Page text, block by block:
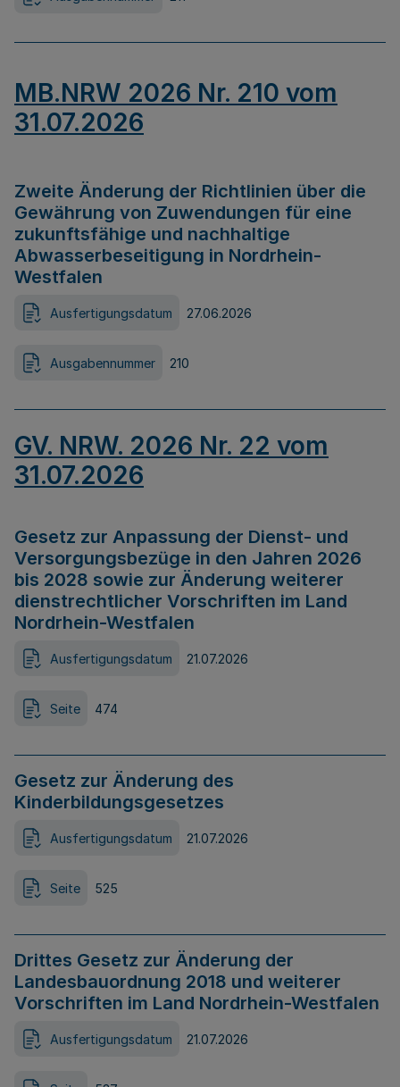
MB.NRW 2026 Nr. 210 vom
31.07.2026
Zweite Änderung der Richtlinien über die
Gewährung von Zuwendungen für eine
zukunftsfähige und nachhaltige
Abwasserbeseitigung in Nordrhein-
Westfalen
Ausfertigungsdatum 27.06.2026
Ausgabennummer 210
GV. NRW. 2026 Nr. 22 vom
31.07.2026
Gesetz zur Anpassung der Dienst- und
Versorgungsbezüge in den Jahren 2026
bis 2028 sowie zur Änderung weiterer
dienstrechtlicher Vorschriften im Land
Nordrhein-Westfalen
Ausfertigungsdatum 21.07.2026
Seite 474
Gesetz zur Änderung des
Kinderbildungsgesetzes
Ausfertigungsdatum 21.07.2026
Seite 525
Drittes Gesetz zur Änderung der
Landesbauordnung 2018 und weiterer
Vorschriften im Land Nordrhein-Westfalen
Ausfertigungsdatum 21.07.2026